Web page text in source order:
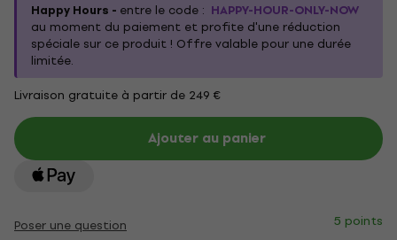
Happy Hours - entre le code : HAPPY-HOUR-ONLY-NOW
au moment du paiement et profite d'une réduction
spéciale sur ce produit ! Offre valable pour une durée
limitée.
Livraison gratuite à partir de 249 €
Ajouter au panier
Poser une question 5 points